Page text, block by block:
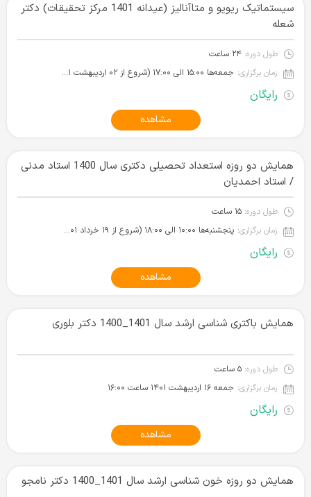
سیستماتیک ریویو و متاآنالیز (عیدانه 1401 مرکز تحقیقات) دکتر
شعله
طول دوره: ۲۴ ساعت
زمان برگزاری:
جمعه‌ها ۱۵:۰۰ الی ۱۷:۰۰ (شروع از ۰۲ اردیبهشت ۱۴۰۱)
رایگان
مشاهده
همایش دو روزه استعداد تحصیلی دکتری سال 1400 استاد مدنی
/ استاد احمدیان
طول دوره: ۱۵ ساعت
زمان برگزاری:
پنجشنبه‌ها ۱۰:۰۰ الی ۱۸:۰۰ (شروع از ۱۹ خرداد ۱۴۰۱)
رایگان
مشاهده
همایش باکتری شناسی ارشد سال 1401_1400 دکتر بلوری
طول دوره: ۵ ساعت
زمان برگزاری: جمعه ۱۶ اردیبهشت ۱۴۰۱‌ ساعت ۱۶:۰۰
رایگان
مشاهده
همایش دو روزه خون شناسی ارشد سال 1401_1400 دکتر نامجو